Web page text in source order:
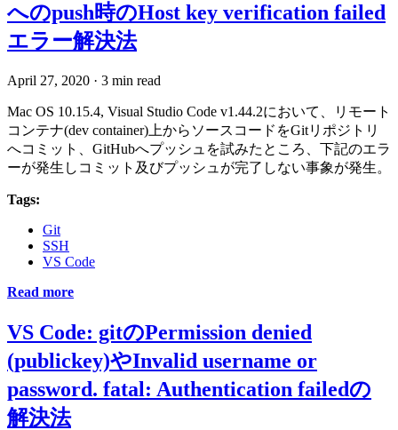
へのpush時のHost key verification failed
エラー解決法
April 27, 2020 · 3 min read
Mac OS 10.15.4, Visual Studio Code v1.44.2において、リモート
コンテナ(dev container)上からソースコードをGitリポジトリ
へコミット、GitHubへプッシュを試みたところ、下記のエラ
ーが発生しコミット及びプッシュが完了しない事象が発生。
Tags:
Git
SSH
VS Code
Read more
VS Code: gitのPermission denied
(publickey)やInvalid username or
password. fatal: Authentication failedの
解決法